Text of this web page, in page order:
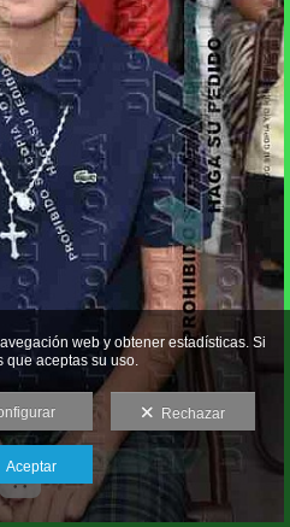
web y obtener estadísticas. Si
que aceptas su uso.
Rechazar
Aceptar